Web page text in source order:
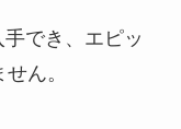
でき、エピッ
ん。